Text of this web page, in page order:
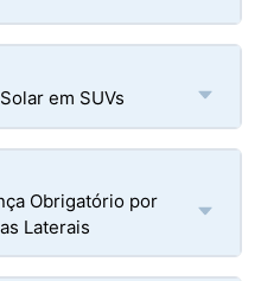
em SUVs
Obrigatório por
Laterais